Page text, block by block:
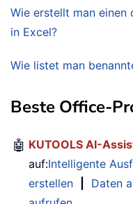
Wie erstellt man einen
in Excel?
Wie listet man
Beste Office-
🤖 KUTOOLS AI-
auf:Intelligente
erstellen
Daten